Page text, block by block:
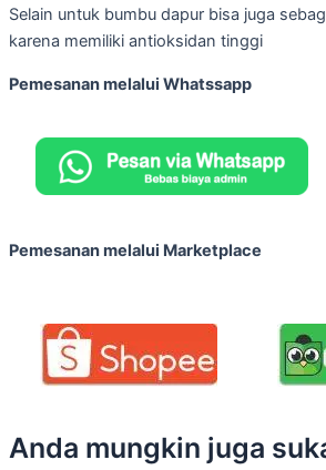
Selain untuk bumbu dapur bisa juga
karena memiliki antioksidan tinggi
Pemesanan melalui Whatssapp
Pemesanan melalui Marketplace
Anda mungkin juga